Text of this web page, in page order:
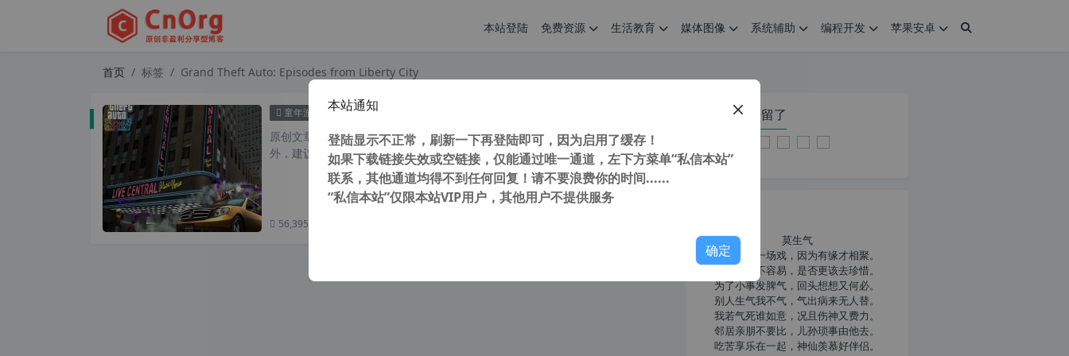
本站登陆 免费资源 生活教育 媒体图像 系统辅助 编程开发 苹果安卓
首页 标签 Grand Theft Auto: Episodes from Liberty City
童年游戏 侠盗猎车手：自由城之章（侠盗飞车4）Grand Theft Auto: Episodes from Liberty City 中文硬盘版
原创文章，转载请注明： 转载自cnorg.12hp.de 注意：由于网站空间位于国
外，建议避开晚上的访问高峰期...
56,395 次浏览
您在本页停留了
莫生气
人生就像一场戏，因为有缘才相聚。
相扶到老不容易，是否更该去珍惜。
为了小事发脾气，回头想想又何必。
别人生气我不气，气出病来无人替。
我若气死谁如意，况且伤神又费力。
邻居亲朋不要比，儿孙琐事由他去。
吃苦享乐在一起，神仙羡慕好伴侣。
本站通知
登陆显示不正常，刷新一下再登陆即可，因为启用了缓存！
如果下载链接失效或空链接，仅能通过唯一通道，左下方菜单“私信本站”
联系，其他通道均得不到任何回复！请不要浪费你的时间......
“私信本站”仅限本站VIP用户，其他用户不提供服务
确定